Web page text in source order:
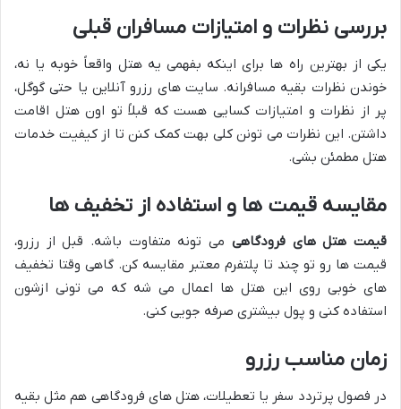
بررسی نظرات و امتیازات مسافران قبلی
یکی از بهترین راه ها برای اینکه بفهمی یه هتل واقعاً خوبه یا نه،
خوندن نظرات بقیه مسافرانه. سایت های رزرو آنلاین یا حتی گوگل،
پر از نظرات و امتیازات کسایی هست که قبلاً تو اون هتل اقامت
داشتن. این نظرات می تونن کلی بهت کمک کنن تا از کیفیت خدمات
هتل مطمئن بشی.
مقایسه قیمت ها و استفاده از تخفیف ها
قیمت هتل های فرودگاهی می تونه متفاوت باشه. قبل از رزرو،
قیمت ها رو تو چند تا پلتفرم معتبر مقایسه کن. گاهی وقتا تخفیف
های خوبی روی این هتل ها اعمال می شه که می تونی ازشون
استفاده کنی و پول بیشتری صرفه جویی کنی.
زمان مناسب رزرو
در فصول پرتردد سفر یا تعطیلات، هتل های فرودگاهی هم مثل بقیه